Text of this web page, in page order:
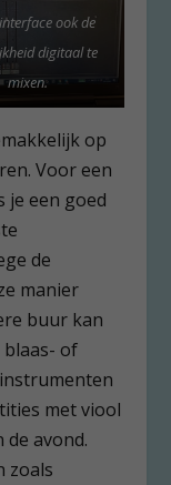
ook de
digitaal te
mixen.
op
Voor een
je een goed
de
manier
buur kan
blaas- of
met viool
avond.
zoals